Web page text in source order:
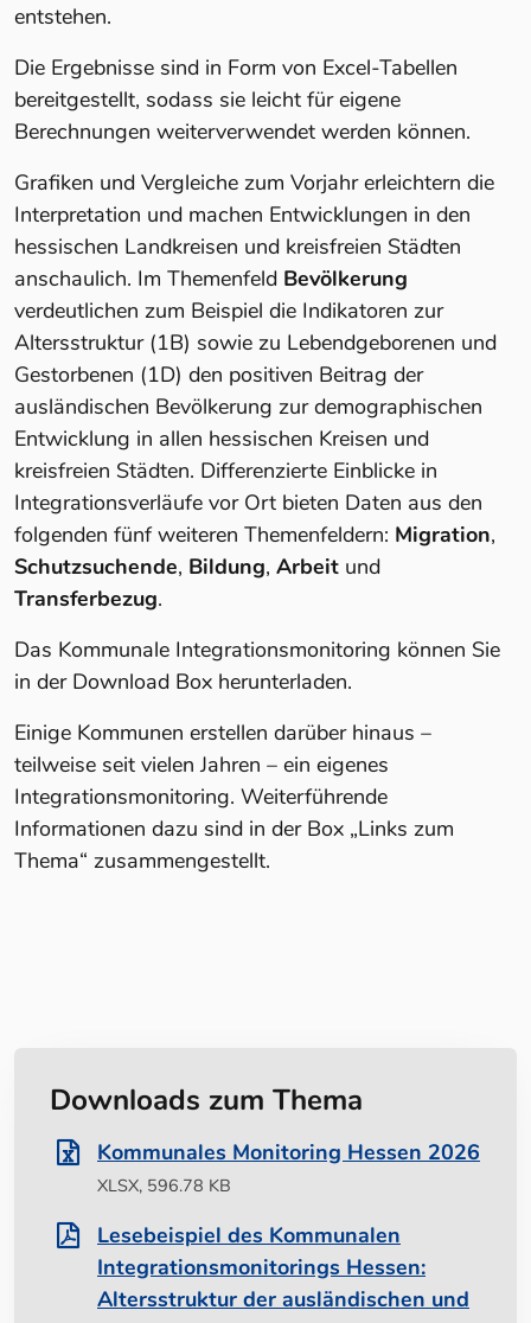
entstehen.
Die Ergebnisse sind in Form von Excel-Tabellen
bereitgestellt, sodass sie leicht für eigene
Berechnungen weiterverwendet werden können.
Grafiken und Vergleiche zum Vorjahr erleichtern die
Interpretation und machen Entwicklungen in den
hessischen Landkreisen und kreisfreien Städten
anschaulich. Im Themenfeld Bevölkerung
verdeutlichen zum Beispiel die Indikatoren zur
Altersstruktur (1B) sowie zu Lebendgeborenen und
Gestorbenen (1D) den positiven Beitrag der
ausländischen Bevölkerung zur demographischen
Entwicklung in allen hessischen Kreisen und
kreisfreien Städten. Differenzierte Einblicke in
Integrationsverläufe vor Ort bieten Daten aus den
folgenden fünf weiteren Themenfeldern: Migration,
Schutzsuchende, Bildung, Arbeit und
Transferbezug.
Das Kommunale Integrationsmonitoring können Sie
in der Download Box herunterladen.
Einige Kommunen erstellen darüber hinaus –
teilweise seit vielen Jahren – ein eigenes
Integrationsmonitoring. Weiterführende
Informationen dazu sind in der Box „Links zum
Thema“ zusammengestellt.
Downloads zum Thema
Kommunales Monitoring Hessen 2026
XLSX, 596.78 KB
Lesebeispiel des Kommunalen
Integrationsmonitorings Hessen:
Altersstruktur der ausländischen und